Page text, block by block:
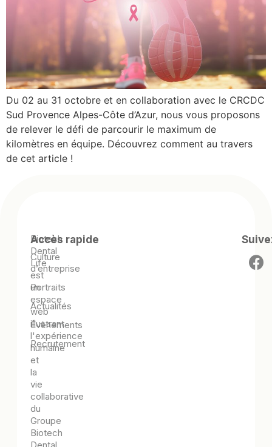
Du 02 au 31 octobre et en collaboration avec le CRCDC
Sud Provence Alpes-Côte d’Azur, nous vous proposons
de relever le défi de parcourir le maximum de
kilomètres en équipe. Découvrez comment au travers
de cet article !
Biotech
Dental
Life
est
un
espace
web
illustrant
l'expérience
humaine
et
la
vie
collaborative
du
Groupe
Biotech
Accès rapide
Culture
d’entreprise
Portraits
Actualités
Évènements
Recrutement